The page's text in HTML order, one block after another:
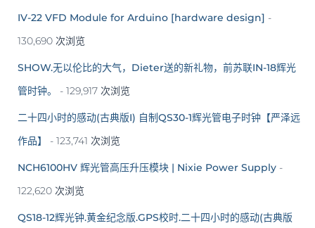
IV-22 VFD Module for Arduino [hardware design] -
130,690 次浏览
SHOW.无以伦比的大气，Dieter送的新礼物，前苏联IN-18辉光
管时钟。
- 129,917 次浏览
二十四小时的感动(古典版I) 自制QS30-1辉光管电子时钟【严泽远
作品】
- 123,741 次浏览
NCH6100HV 辉光管高压升压模块 | Nixie Power Supply -
122,620 次浏览
QS18-12辉光钟.黄金纪念版.GPS校时.二十四小时的感动(古典版